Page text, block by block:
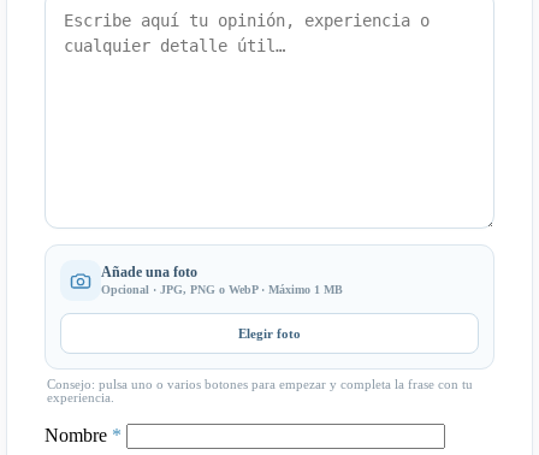
Añade una foto
Opcional · JPG, PNG o WebP · Máximo 1 MB
Elegir foto
Consejo: pulsa uno o varios botones para empezar y completa la frase con tu
experiencia.
Nombre *